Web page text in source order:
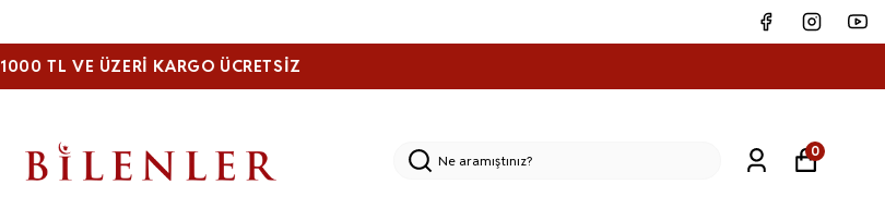
1000 TL VE ÜZERI KARGO ÜCRETSİZ
0